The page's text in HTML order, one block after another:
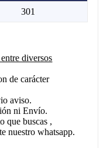
301
diversos
de carácter
aviso.
ni Envío.
que buscas ,
nuestro whatsapp.